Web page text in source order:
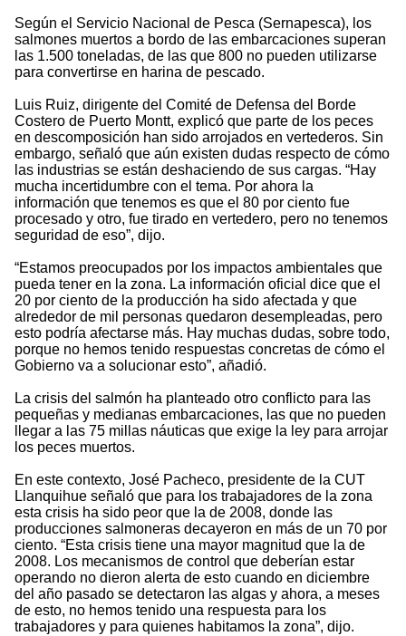
Según el Servicio Nacional de Pesca (Sernapesca), los
salmones muertos a bordo de las embarcaciones superan
las 1.500 toneladas, de las que 800 no pueden utilizarse
para convertirse en harina de pescado.
Luis Ruiz, dirigente del Comité de Defensa del Borde
Costero de Puerto Montt, explicó que parte de los peces
en descomposición han sido arrojados en vertederos. Sin
embargo, señaló que aún existen dudas respecto de cómo
las industrias se están deshaciendo de sus cargas. “Hay
mucha incertidumbre con el tema. Por ahora la
información que tenemos es que el 80 por ciento fue
procesado y otro, fue tirado en vertedero, pero no tenemos
seguridad de eso”, dijo.
“Estamos preocupados por los impactos ambientales que
pueda tener en la zona. La información oficial dice que el
20 por ciento de la producción ha sido afectada y que
alrededor de mil personas quedaron desempleadas, pero
esto podría afectarse más. Hay muchas dudas, sobre todo,
porque no hemos tenido respuestas concretas de cómo el
Gobierno va a solucionar esto”, añadió.
La crisis del salmón ha planteado otro conflicto para las
pequeñas y medianas embarcaciones, las que no pueden
llegar a las 75 millas náuticas que exige la ley para arrojar
los peces muertos.
En este contexto, José Pacheco, presidente de la CUT
Llanquihue señaló que para los trabajadores de la zona
esta crisis ha sido peor que la de 2008, donde las
producciones salmoneras decayeron en más de un 70 por
ciento. “Esta crisis tiene una mayor magnitud que la de
2008. Los mecanismos de control que deberían estar
operando no dieron alerta de esto cuando en diciembre
del año pasado se detectaron las algas y ahora, a meses
de esto, no hemos tenido una respuesta para los
trabajadores y para quienes habitamos la zona”, dijo.